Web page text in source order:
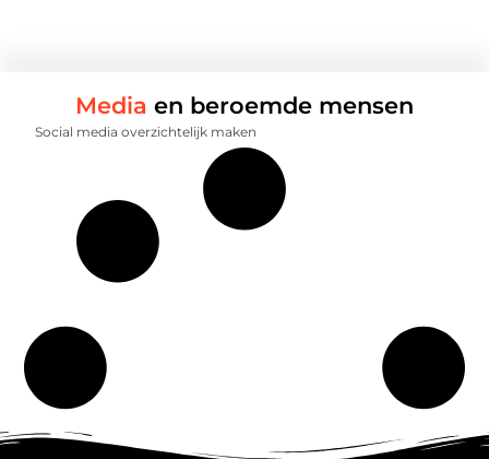
Media en beroemde mensen
Social media overzichtelijk maken